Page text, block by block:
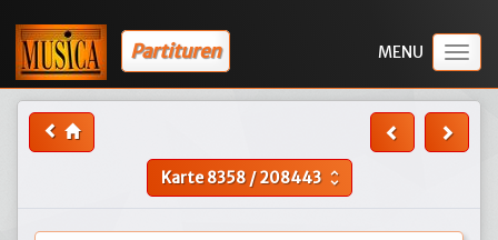
Partituren
Karte8358/208443 unfold_more